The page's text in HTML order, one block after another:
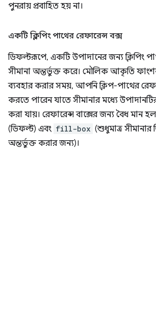
পুনরায় প্রবাহিত হয় না।
একটি ক্লিপিং পাথের রেফারেন্স বক্স
ডিফল্টরূপে, একটি উপাদানের জন্য ক্লিপিং
সীমানা অন্তর্ভুক্ত করে। মৌলিক আকৃতি
ব্যবহার করার সময়, আপনি ক্লিপ-পাথের
করতে পারেন যাতে সীমানার মধ্যে
করা যায়। রেফারেন্স বাক্সের জন্য বৈধ মান হল
(ডিফল্ট) এবং fill-box (শুধুমাত্র
অন্তর্ভুক্ত করার জন্য)।